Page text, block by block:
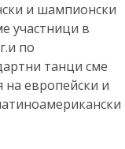
и шампионски
участници в
по
танци сме
на европейски и